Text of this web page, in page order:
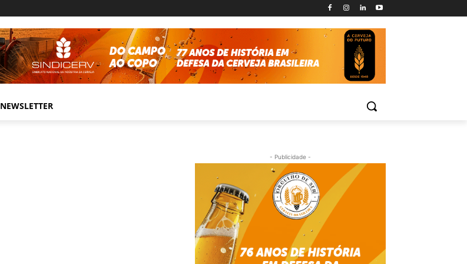
NEWSLETTER
- Publicidade -